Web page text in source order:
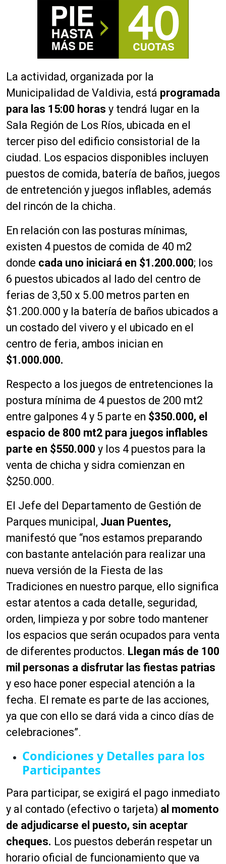
La actividad, organizada por la
Municipalidad de Valdivia, está programada
para las 15:00 horas y tendrá lugar en la
Sala Región de Los Ríos, ubicada en el
tercer piso del edificio consistorial de la
ciudad. Los espacios disponibles incluyen
puestos de comida, batería de baños, juegos
de entretención y juegos inflables, además
del rincón de la chicha.
En relación con las posturas mínimas,
existen 4 puestos de comida de 40 m2
donde cada uno iniciará en $1.200.000; los
6 puestos ubicados al lado del centro de
ferias de 3,50 x 5.00 metros parten en
$1.200.000 y la batería de baños ubicados a
un costado del vivero y el ubicado en el
centro de feria, ambos inician en
$1.000.000.
Respecto a los juegos de entretenciones la
postura mínima de 4 puestos de 200 mt2
entre galpones 4 y 5 parte en $350.000, el
espacio de 800 mt2 para juegos inflables
parte en $550.000 y los 4 puestos para la
venta de chicha y sidra comienzan en
$250.000.
El Jefe del Departamento de Gestión de
Parques municipal, Juan Puentes,
manifestó que “nos estamos preparando
con bastante antelación para realizar una
nueva versión de la Fiesta de las
Tradiciones en nuestro parque, ello significa
estar atentos a cada detalle, seguridad,
orden, limpieza y por sobre todo mantener
los espacios que serán ocupados para venta
de diferentes productos. Llegan más de 100
mil personas a disfrutar las fiestas patrias
y eso hace poner especial atención a la
fecha. El remate es parte de las acciones,
ya que con ello se dará vida a cinco días de
celebraciones”.
Condiciones y Detalles para los
Participantes
Para participar, se exigirá el pago inmediato
y al contado (efectivo o tarjeta) al momento
de adjudicarse el puesto, sin aceptar
cheques. Los puestos deberán respetar un
horario oficial de funcionamiento que va